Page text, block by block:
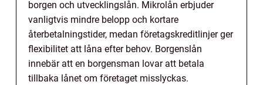
borgen och utvecklingslån. Mikrolån erbjuder
vanligtvis mindre belopp och kortare
återbetalningstider, medan företagskreditlinjer ger
flexibilitet att låna efter behov. Borgenslån
innebär att en borgensman lovar att betala
tillbaka lånet om företaget misslyckas.